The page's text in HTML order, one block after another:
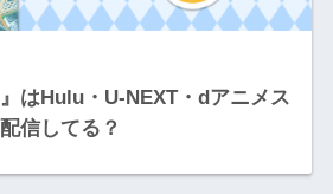
』はHulu・U-NEXT・dアニメス
信してる？